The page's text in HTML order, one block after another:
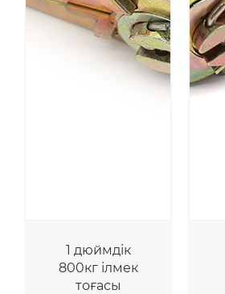
1 дюймдік
800кг ілмек
тоғасы